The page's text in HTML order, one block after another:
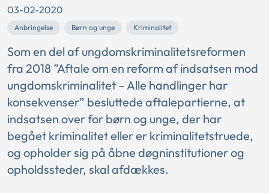
03-02-2020
Anbringelse Børn og unge Kriminalitet
Som en del af ungdomskriminalitetsreformen
fra 2018 ”Aftale om en reform af indsatsen mod
ungdomskriminalitet – Alle handlinger har
konsekvenser” besluttede aftalepartierne, at
indsatsen over for børn og unge, der har
begået kriminalitet eller er kriminalitetstruede,
og opholder sig på åbne døgninstitutioner og
opholdssteder, skal afdækkes.